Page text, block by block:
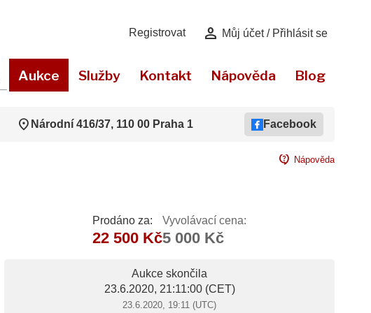
Registrovat person Můj účet / Přihlásit se
Aukce Služby Kontakt Nápověda Blog
location_on Národní 416/37, 110 00 Praha 1 Facebook
contact_support Nápověda
Prodáno za:
22 500 Kč
Vyvolávací cena:
5 000 Kč
Aukce skončila
23.6.2020, 21:11:00(CET)
23.6.2020, 19:11 (UTC)